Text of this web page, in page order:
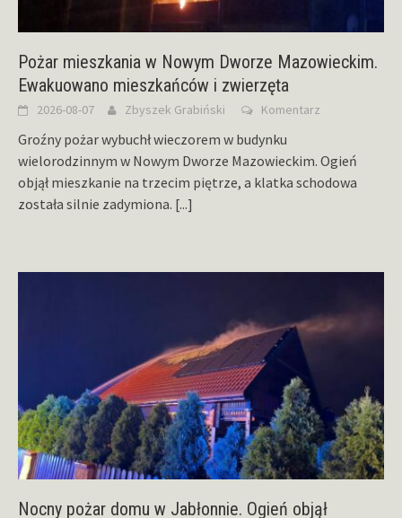
Pożar mieszkania w Nowym Dworze Mazowieckim.
Ewakuowano mieszkańców i zwierzęta
2026-08-07 Zbyszek Grabiński Komentarz
Groźny pożar wybuchł wieczorem w budynku
wielorodzinnym w Nowym Dworze Mazowieckim. Ogień
objął mieszkanie na trzecim piętrze, a klatka schodowa
została silnie zadymiona. [...]
Nocny pożar domu w Jabłonnie. Ogień objął